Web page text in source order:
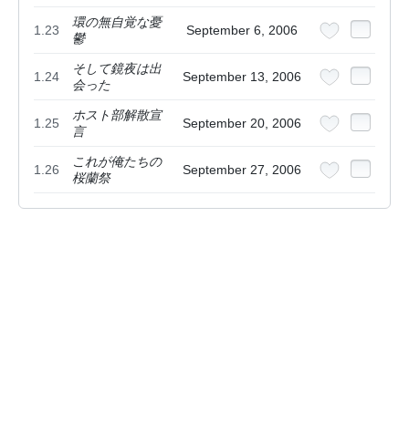
1.23
環の無自覚な憂
鬱
September 6, 2006
1.24
そして鏡夜は出
会った
September 13, 2006
1.25
ホスト部解散宣
言
September 20, 2006
1.26
これが俺たちの
桜蘭祭
September 27, 2006